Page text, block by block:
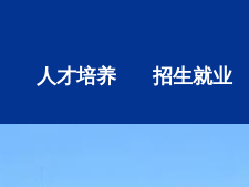
人才培养 招生就业